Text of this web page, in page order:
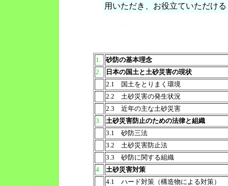
用いただき、お役立ていただけ
1.
砂防の基本理念
2.
日本の国土と土砂災害の現状
2.1 国土をとりまく環境
2.2 土砂災害の発生状況
2.3 近年の主な土砂災害
3.
土砂災害防止のための法律と組織
3.1 砂防三法
3.2 土砂災害防止法
3.3 砂防に関する組織
4.
土砂災害対策
4.1 ハード対策（構造物による対策）